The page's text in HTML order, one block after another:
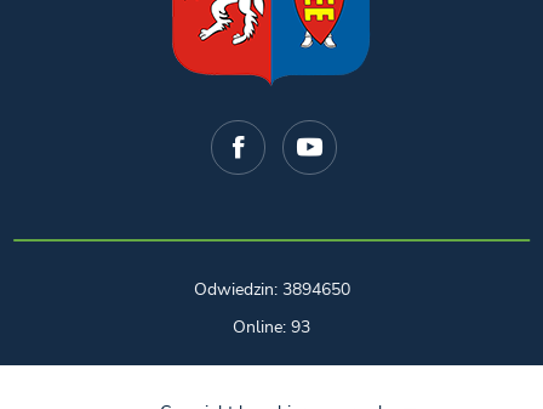
Odwiedzin: 3894650
Online: 93